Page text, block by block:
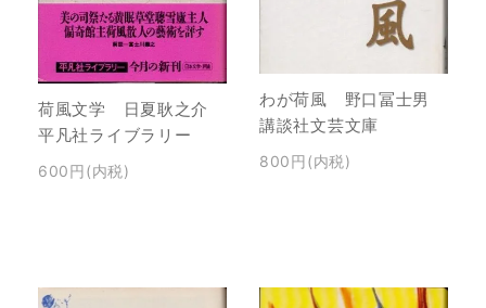
荷風文学 日夏耿之介
平凡社ライブラリー
600円(内税)
わが荷風 野口冨士男
講談社文芸文庫
800円(内税)